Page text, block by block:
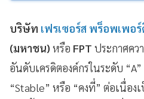
บริษัท เฟรเซอร์ส พร็อพเพอ
(มหาชน) หรือ FPT ประกาศคว
อันดับเครดิตองค์กรในระดับ
“Stable” หรือ “คงที่” ต่อเนื่อง